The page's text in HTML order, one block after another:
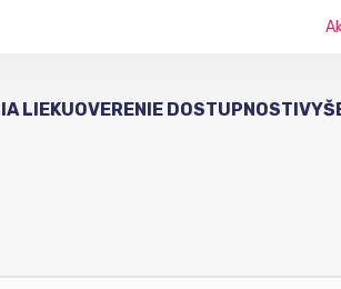
LIEKUOVERENIE DOSTUPNOSTI